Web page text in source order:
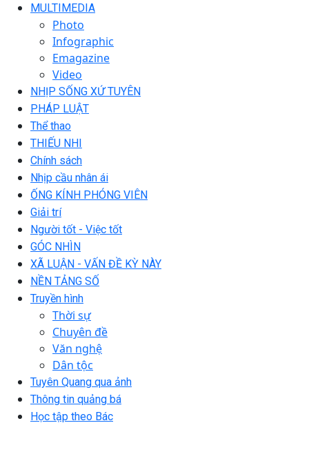
MULTIMEDIA
Photo
Infographic
Emagazine
Video
NHỊP SỐNG XỨ TUYÊN
PHÁP LUẬT
Thể thao
THIẾU NHI
Chính sách
Nhịp cầu nhân ái
ỐNG KÍNH PHÓNG VIÊN
Giải trí
Người tốt - Việc tốt
GÓC NHÌN
XÃ LUẬN - VẤN ĐỀ KỲ NÀY
NỀN TẢNG SỐ
Truyền hình
Thời sự
Chuyên đề
Văn nghệ
Dân tộc
Tuyên Quang qua ảnh
Thông tin quảng bá
Học tập theo Bác